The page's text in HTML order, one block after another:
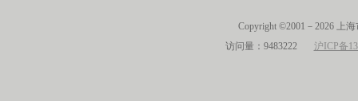
Copyright ©2001－2026 上
访问量：9483222 沪ICP备